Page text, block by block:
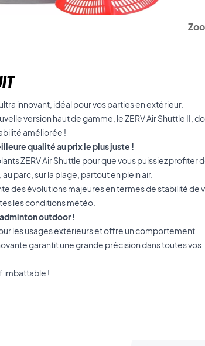
innovant, idéal pour vos parties en extérieur.
version haut de gamme, le ZERV Air Shuttle II,
améliorée !
qualité au prix le plus juste !
ZERV Air Shuttle pour que vous puissiez profiter
parc, sur la plage, partout en plein air.
des évolutions majeures en termes de stabilité de
les conditions météo.
outdoor !
les usages extérieurs et offre un comportement
garantit une grande précision dans toutes vos
imbattable !